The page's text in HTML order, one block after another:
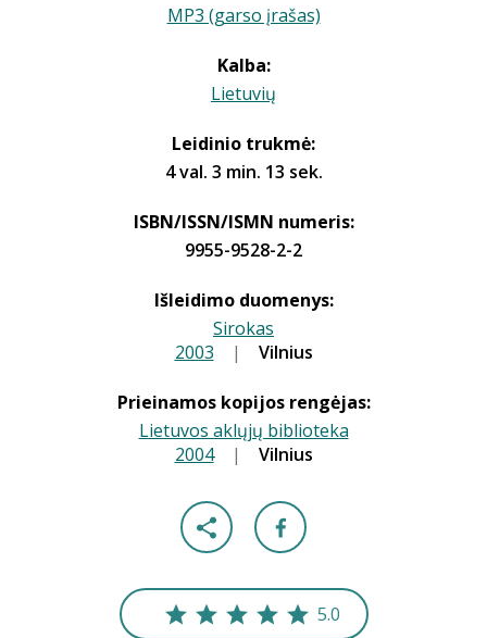
MP3 (garso įrašas)
Kalba:
Lietuvių
Leidinio trukmė:
4 val. 3 min. 13 sek.
ISBN/ISSN/ISMN numeris:
9955-9528-2-2
Išleidimo duomenys:
Sirokas
2003 | Vilnius
Prieinamos kopijos rengėjas:
Lietuvos aklųjų biblioteka
2004 | Vilnius
5.0